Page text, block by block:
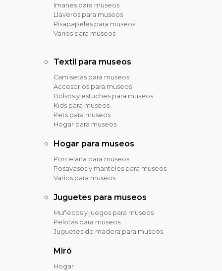
Imanes para museos
Llaveros para museos
Pisapapeles para museos
Varios para museos
Textil para museos
Camisetas para museos
Accesorios para museos
Bolsos y estuches para museos
Kids para museos
Pets para museos
Hogar para museos
Hogar para museos
Porcelana para museos
Posavasos y manteles para museos
Varios para museos
Juguetes para museos
Muñecos y juegos para museos
Pelotas para museos
Juguetes de madera para museos
Miró
Hogar